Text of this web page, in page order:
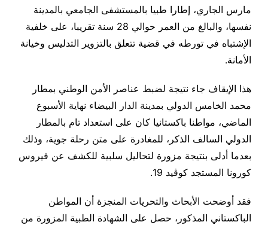
مارس الجاري، إطارا طبيا بالمستشفى الجامعي بالمدينة
نفسها، والبالغ من العمر حوالي 28 سنة تقريبا، على خلفية
الإشتباه في تورطه في قضية تتعلق بالتزوير التدليس وخيانة
الأمانة.
هذا الإيقاف جاء نتيجة لضبط عناصر الأمن الوطني بمطار
محمد الخامس الدولي بمدينة الدار البيضاء نهاية الأسبوع
الماضي، مواطنا باكستانيا كان على استعداد تام بالمطار
الدولي السالف الذكر، للمغادرة على متن رحلة جوية، وذلك
بعدما أدلى بنتيجة مزورة لتحاليل سلبية للكشف عن فيروس
كورونا المستجد كوڤيد 19.
فقد أوضحت الأبحاث والتحريات المنجزة أن المواطن
الباكستاني المذكور، حصل على الشهادة الطبية المزورة من